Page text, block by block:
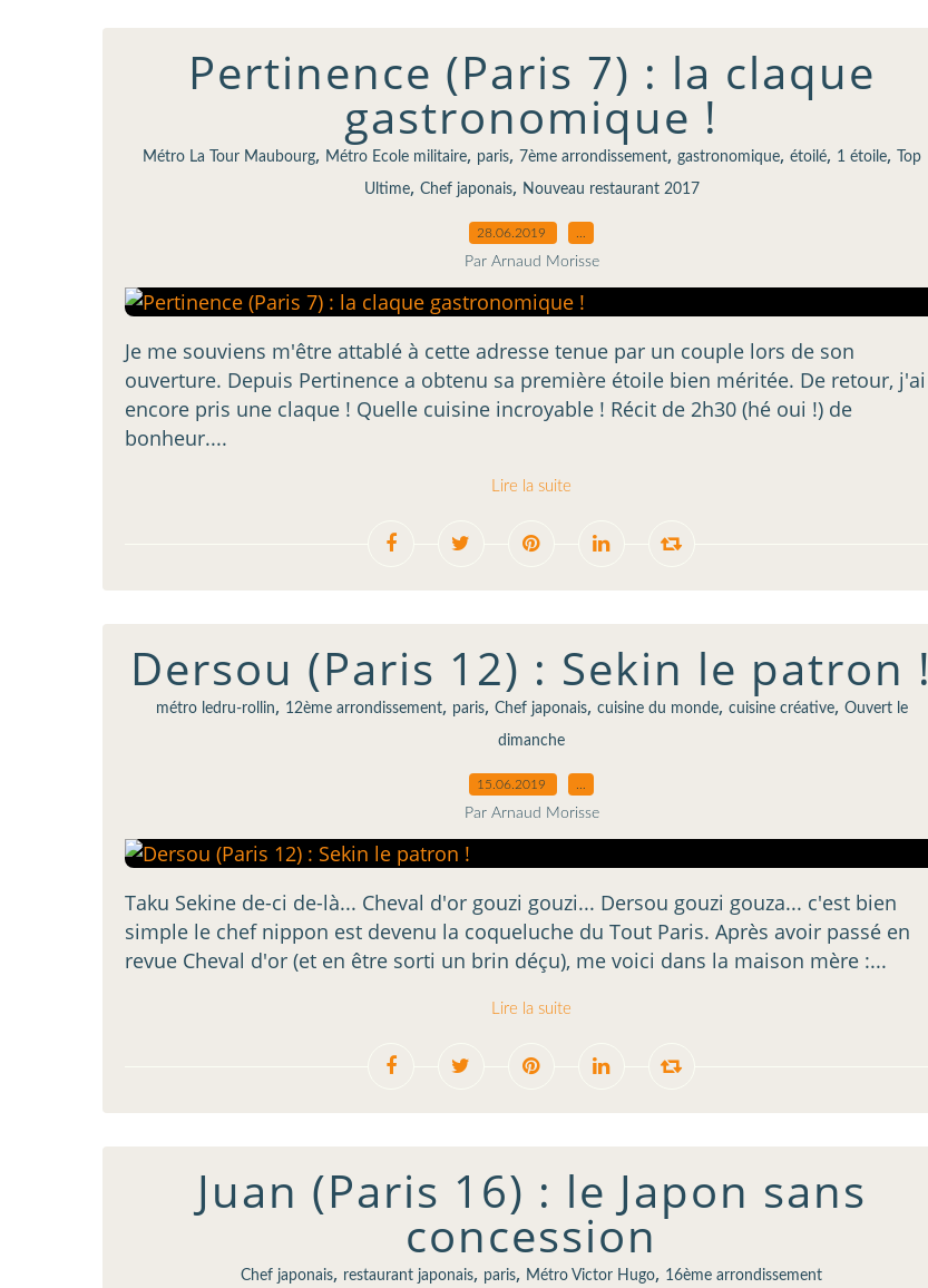
Pertinence (Paris 7) : la claque
gastronomique !
Métro La Tour Maubourg, Métro Ecole militaire, paris, 7ème arrondissement, gastronomique, étoilé, 1 étoile, Top
Ultime, Chef japonais, Nouveau restaurant 2017
28.06.2019
Par Arnaud Morisse
Je me souviens m'être attablé à cette adresse tenue par un couple lors de son
ouverture. Depuis Pertinence a obtenu sa première étoile bien méritée. De retour, j'ai
encore pris une claque ! Quelle cuisine incroyable ! Récit de 2h30 (hé oui !) de
bonheur....
Lire la suite
Dersou (Paris 12) : Sekin le patron !
métro ledru-rollin, 12ème arrondissement, paris, Chef japonais, cuisine du monde, cuisine créative, Ouvert le
dimanche
15.06.2019
Par Arnaud Morisse
Taku Sekine de-ci de-là... Cheval d'or gouzi gouzi... Dersou gouzi gouza... c'est bien
simple le chef nippon est devenu la coqueluche du Tout Paris. Après avoir passé en
revue Cheval d'or (et en être sorti un brin déçu), me voici dans la maison mère :...
Lire la suite
Juan (Paris 16) : le Japon sans
concession
Chef japonais, restaurant japonais, paris, Métro Victor Hugo, 16ème arrondissement